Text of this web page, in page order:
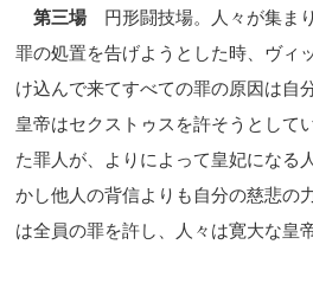
第三場円形闘技場。人々が集ま
罪の処置を告げようとした時、ヴィ
け込んで来てすべての罪の原因は自
皇帝はセクストゥスを許そうとして
た罪人が、よりによって皇妃になる
かし他人の背信よりも自分の慈悲の
は全員の罪を許し、人々は寛大な皇